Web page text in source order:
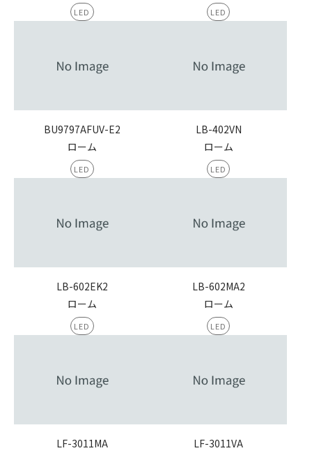
LED LED
BU9797AFUV-E2
ローム
LED
LB-402VN
ローム
LED
LB-602EK2
ローム
LED
LB-602MA2
ローム
LED
LF-3011MA
LF-3011VA